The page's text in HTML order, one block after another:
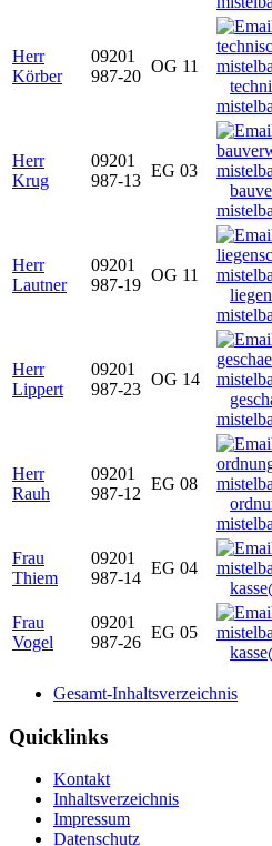
Herr
Körber
09201
987-20
OG 11
Herr
Krug
09201
987-13
EG 03
Herr
Lautner
09201
987-19
OG 11
Herr
Lippert
09201
987-23
OG 14
Herr
Rauh
09201
987-12
EG 08
Frau
Thiem
09201
987-14
EG 04
Frau
Vogel
09201
987-26
EG 05
Gesamt-Inhaltsverzeichnis
Quicklinks
Kontakt
Inhaltsverzeichnis
Impressum
Datenschutz